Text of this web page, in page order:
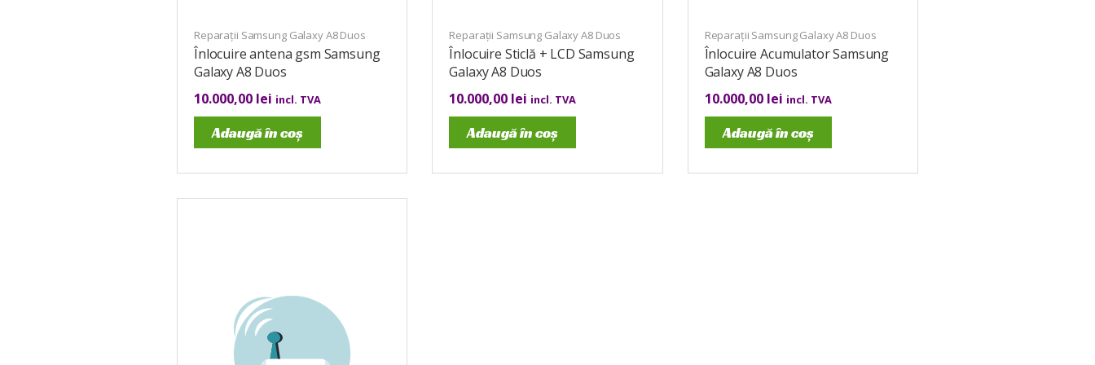
Reparații Samsung Galaxy A8 Duos
Înlocuire antena gsm Samsung
Galaxy A8 Duos
10.000,00 lei incl. TVA
Adaugă în coș
Reparații Samsung Galaxy A8 Duos
Înlocuire Sticlă + LCD Samsung
Galaxy A8 Duos
10.000,00 lei incl. TVA
Adaugă în coș
Reparații Samsung Galaxy A8 Duos
Înlocuire Acumulator Samsung
Galaxy A8 Duos
10.000,00 lei incl. TVA
Adaugă în coș